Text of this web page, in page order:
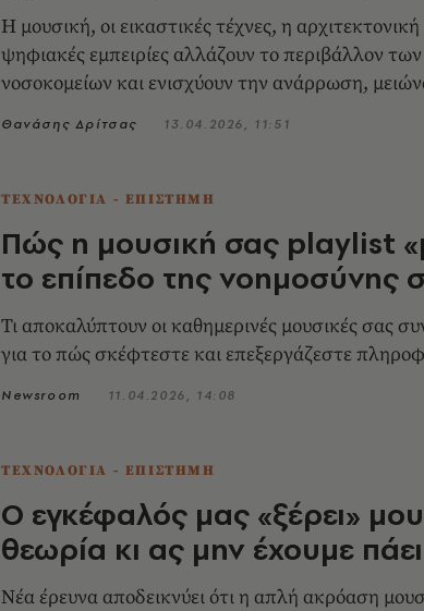
Η μουσική, οι εικαστικές τέχνες, η αρχιτεκτονική
ψηφιακές εμπειρίες αλλάζουν το περιβάλλον των
νοσοκομείων και ενισχύουν την ανάρρωση,
Θανάσης Δρίτσας 13.04.2026, 11:51
ΤΕΧΝΟΛΟΓΙΑ - ΕΠΙΣΤΗΜΗ
Πώς η μουσική σας playlist
το επίπεδο της νοημοσύνης
Τι αποκαλύπτουν οι καθημερινές μουσικές σας
για το πώς σκέφτεστε και επεξεργάζεστε
Newsroom 11.04.2026, 14:08
ΤΕΧΝΟΛΟΓΙΑ - ΕΠΙΣΤΗΜΗ
Ο εγκέφαλός μας «ξέρει»
θεωρία κι ας μην έχουμε
Νέα έρευνα αποδεικνύει ότι η απλή ακρόαση